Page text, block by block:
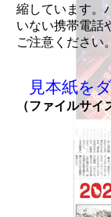
縮しています。
いない携帯電話
ご注意ください
見本紙を
（ファイルサ